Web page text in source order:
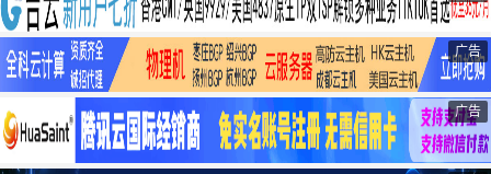
广告
广告